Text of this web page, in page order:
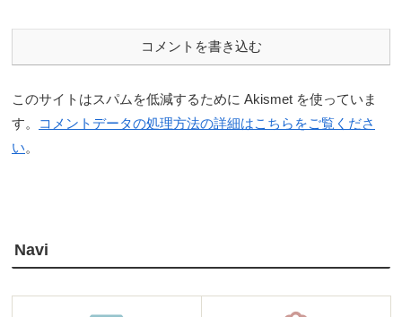
コメントを書き込む
このサイトはスパムを低減するために Akismet を使っていま
す。
コメントデータの処理方法の詳細はこちらをご覧くださ
い。
Navi